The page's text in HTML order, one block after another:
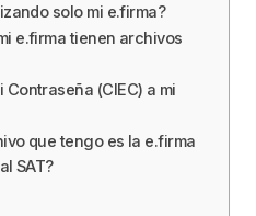
solo mi e.firma?
e.firma tienen archivos
(CIEC) a mi
que tengo es la e.firma
SAT?